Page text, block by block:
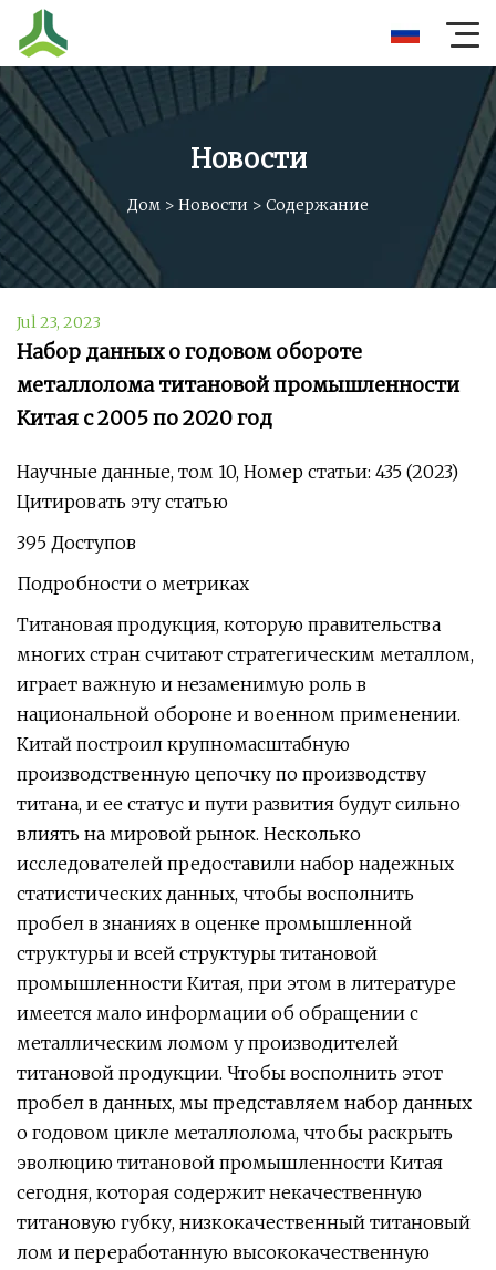
Новости
Дом > Новости > Содержание
Jul 23, 2023
Набор данных о годовом обороте
металлолома титановой промышленности
Китая с 2005 по 2020 год
Научные данные, том 10, Номер статьи: 435 (2023)
Цитировать эту статью
395 Доступов
Подробности о метриках
Титановая продукция, которую правительства
многих стран считают стратегическим металлом,
играет важную и незаменимую роль в
национальной обороне и военном применении.
Китай построил крупномасштабную
производственную цепочку по производству
титана, и ее статус и пути развития будут сильно
влиять на мировой рынок. Несколько
исследователей предоставили набор надежных
статистических данных, чтобы восполнить
пробел в знаниях в оценке промышленной
структуры и всей структуры титановой
промышленности Китая, при этом в литературе
имеется мало информации об обращении с
металлическим ломом у производителей
титановой продукции. Чтобы восполнить этот
пробел в данных, мы представляем набор данных
о годовом цикле металлолома, чтобы раскрыть
эволюцию титановой промышленности Китая
сегодня, которая содержит некачественную
титановую губку, низкокачественный титановый
лом и переработанную высококачественную